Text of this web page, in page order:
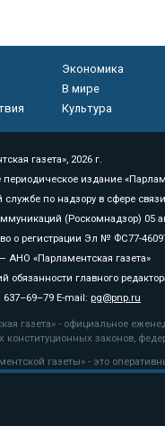
Экономика
В мире
Культура
газета», 2026 г.
периодическое издание
службе по надзору в сфере
(Роскомнадзор) 05
о регистрации Эл № ФС77-
АНО «Парламентская газета»
обязанности главного
637–69–79 E-mail: pg@pnp.ru
газета» - официальное
конституционных законов,
газеты» - это
газеты» активная ссылка на